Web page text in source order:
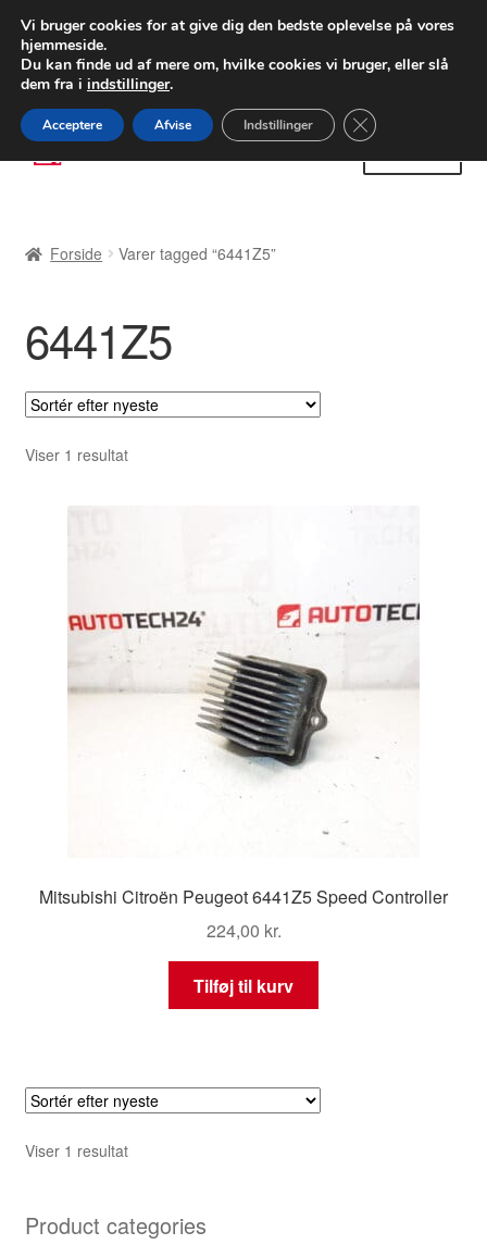
LEVERING fra 55 kr.
FEDEX verdensomspændende forsendelse
80 82 72 02
Spring
til
Spring
til
Betalinger
Kasse
Klage
Klageprocedure
Levering
Min Konto
Forside Varer tagged “6441Z5”
6441Z5
Viser 1 resultat
Mitsubishi Citroën Peugeot 6441Z5 Speed ​​Controller
224,00 kr.
Tilføj til kurv
Viser 1 resultat
Product categories
Vi bruger cookies for at give dig den bedste oplevelse på vores
hjemmeside.
Du kan finde ud af mere om, hvilke cookies vi bruger, eller slå
dem fra i indstillinger.
Acceptere Afvise Indstillinger Close GDPR